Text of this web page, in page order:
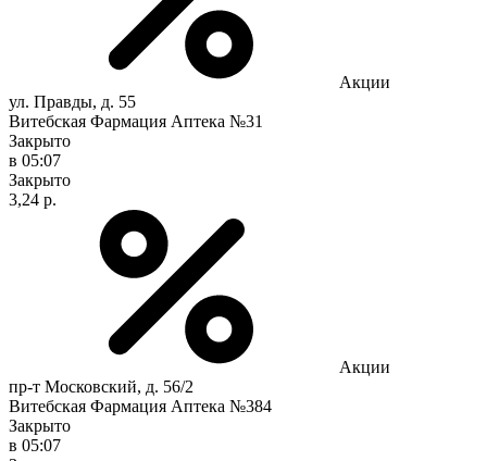
Акции
ул. Правды, д. 55
Витебская Фармация Аптека №31
Закрыто
в 05:07
Закрыто
3,24 р.
Акции
пр-т Московский, д. 56/2
Витебская Фармация Аптека №384
Закрыто
в 05:07